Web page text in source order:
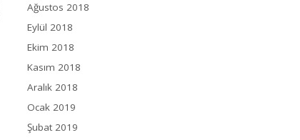
Ağustos 2018
Eylül 2018
Ekim 2018
Kasım 2018
Aralık 2018
Ocak 2019
Şubat 2019